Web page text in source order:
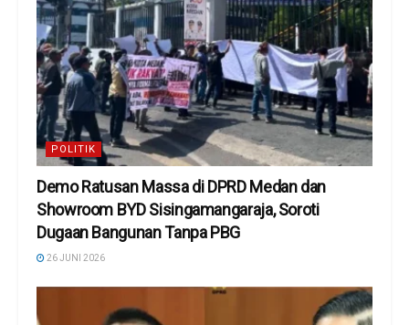
POLITIK
Demo Ratusan Massa di DPRD Medan dan
Showroom BYD Sisingamangaraja, Soroti
Dugaan Bangunan Tanpa PBG
26 JUNI 2026